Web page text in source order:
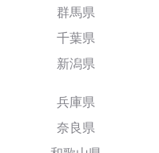
群馬県
千葉県
新潟県
兵庫県
奈良県